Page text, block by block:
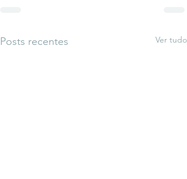
Posts recentes Ver tudo